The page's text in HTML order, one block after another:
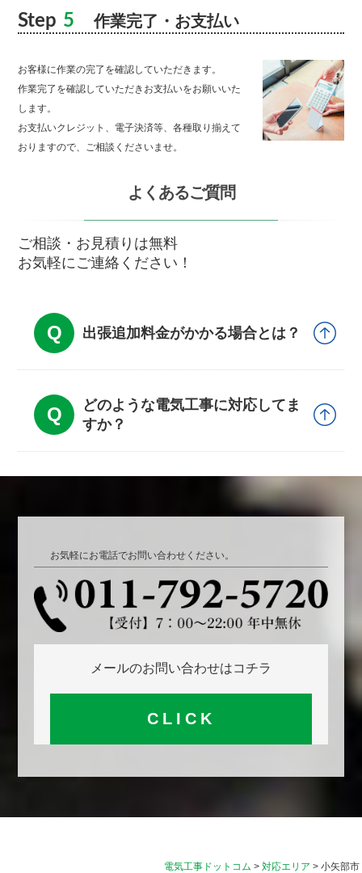
Step 5 作業完了・お支払い
お客様に作業の完了を確認していただきます。
作業完了を確認していただきお支払いをお願いいた
します。
お支払いクレジット、電子決済等、各種取り揃えて
おりますので、ご相談くださいませ。
よくあるご質問
ご相談・お見積りは無料
お気軽にご連絡ください！
出張追加料金がかかる場合とは？
どのような電気工事に対応してま
すか？
お気軽にお電話でお問い合わせください。
メールのお問い合わせはコチラ
CLICK
電気工事ドットコム > 対応エリア > 小矢部市